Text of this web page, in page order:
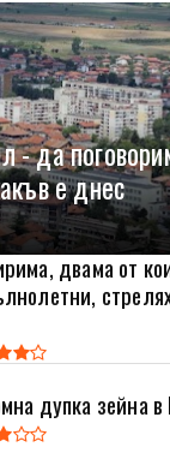
- да
е днес
двама от
дупка зейна